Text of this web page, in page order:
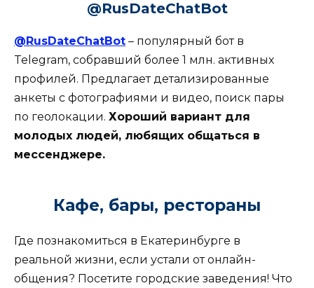
@RusDateChatBot
@RusDateChatBot – популярный бот в
Telegram, собравший более 1 млн. активных
профилей. Предлагает детализированные
анкеты с фотографиями и видео, поиск пары
по геолокации. Хороший вариант для
молодых людей, любящих общаться в
мессенджере.
Кафе, бары, рестораны
Где познакомиться в Екатеринбурге в
реальной жизни, если устали от онлайн-
общения? Посетите городские заведения! Что